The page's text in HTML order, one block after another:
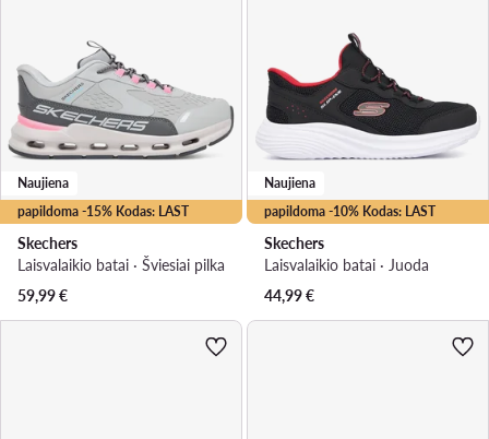
papildoma -15% Kodas: LAST
Naujiena
Skechers
Laisvalaikio batai · Šviesiai pilka
59,99€
papildoma -10% Kodas: LAST
Naujiena
Skechers
Laisvalaikio batai · Juoda
44,99€